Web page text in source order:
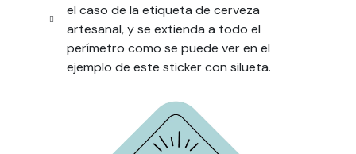
el caso de la etiqueta de cerveza
artesanal, y se extienda a todo el
perímetro como se puede ver en el
ejemplo de este sticker con silueta.